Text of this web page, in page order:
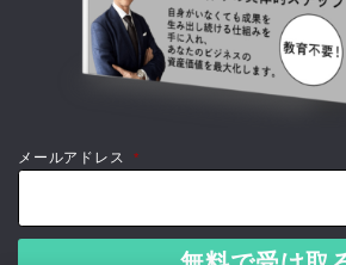
メールアドレス *